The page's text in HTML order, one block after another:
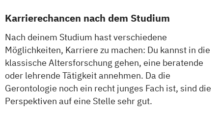
Karrierechancen nach dem Studium
Nach deinem Studium hast verschiedene
Möglichkeiten, Karriere zu machen: Du kannst in die
klassische Altersforschung gehen, eine beratende
oder lehrende Tätigkeit annehmen. Da die
Gerontologie noch ein recht junges Fach ist, sind die
Perspektiven auf eine Stelle sehr gut.